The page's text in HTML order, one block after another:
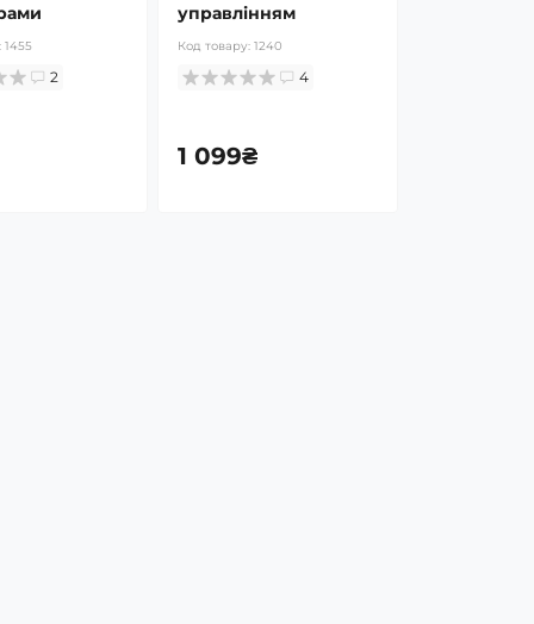
1455
2
управлінням
Код товару:1240
4
1 099₴